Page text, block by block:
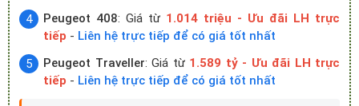
Peugeot 408: Giá từ 1.014 triệu - Ưu đãi LH trực
tiếp - Liên hệ trực tiếp để có giá tốt nhất
Peugeot Traveller: Giá từ 1.589 tỷ - Ưu đãi LH trực
tiếp - Liên hệ trực tiếp để có giá tốt nhất